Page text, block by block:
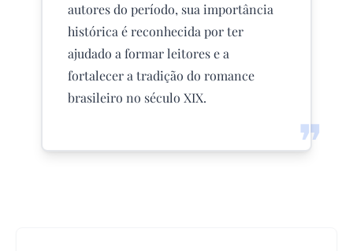
❞
autores do período, sua importância
histórica é reconhecida por ter
ajudado a formar leitores e a
fortalecer a tradição do romance
brasileiro no século XIX.